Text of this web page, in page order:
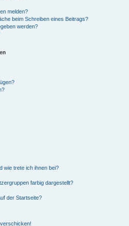
melden?
beim Schreiben eines Beitrags?
werden?
wie trete ich ihnen bei?
farbig dargestellt?
der Startseite?